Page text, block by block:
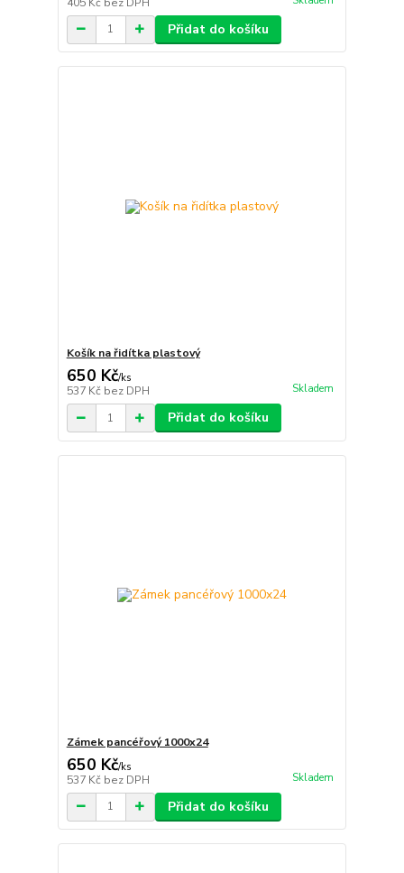
Přidat do košíku
Košík na řidítka plastový
650 Kč/ks
537 Kč bez DPH Skladem
Přidat do košíku
Zámek pancéřový 1000x24
650 Kč/ks
537 Kč bez DPH Skladem
Přidat do košíku